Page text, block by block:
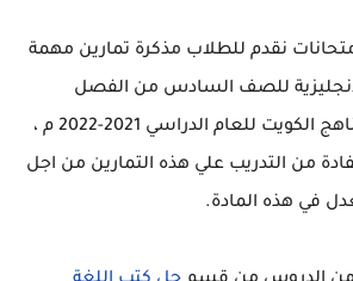
نقدم للطلاب مذكرة تمارين مهمة
للصف السادس من الفصل
الدراسي الاول من مناهج الكويت للعام الدراسي 2021-2022 م ،
من التدريب علي هذه التمارين من اجل
في هذه المادة.